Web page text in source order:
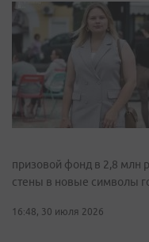
призовой фонд в 2,8 млн
стены в новые символы
16:48, 30 июля 2026